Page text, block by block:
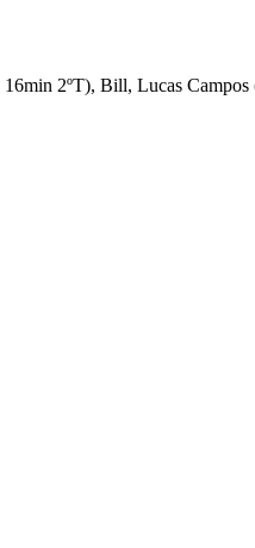
2ºT), Bill, Lucas